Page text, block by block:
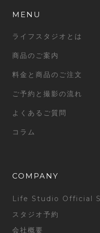
MENU
ライフスタジオとは
商品のご案内
料金と商品のご注文
ご予約と撮影の流れ
よくあるご質問
コラム
COMPANY
Life Studio Official
スタジオ予約
会社概要